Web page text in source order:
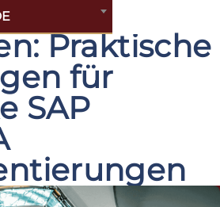
Praktische
für
SAP